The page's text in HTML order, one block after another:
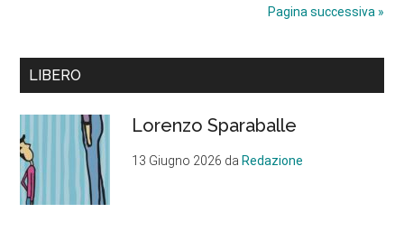
Pescara
ispirato
al
Rinascimento
Pagina successiva »
Barra
primaria
LIBERO
Lorenzo Sparaballe
13 Giugno 2026 daRedazione